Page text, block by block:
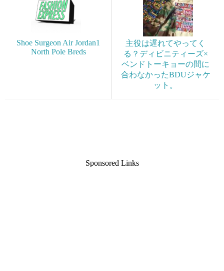
Shoe Surgeon Air Jordan1
North Pole Breds
主役は遅れてやってく
る？ディビニティーズ×
ベンドトーキョーの間に
合わなかったBDUジャケ
ット。
Sponsored Links